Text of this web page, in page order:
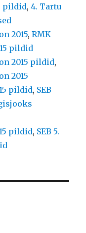
pildid,4. Tartu
2015,RMK
pildid
2015 pildid,
2015
pildid, SEB
pildid, SEB 5.